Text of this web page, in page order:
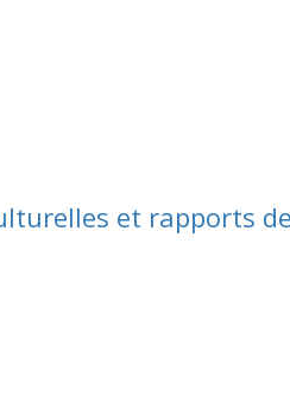
et rapports